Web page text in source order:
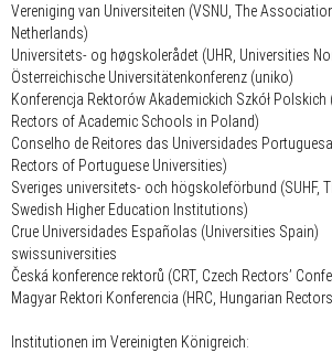
Vereniging van Universiteiten (VSNU, The
Netherlands)
Universitets- og høgskolerådet (UHR, Universities
Österreichische Universitätenkonferenz (uniko)
Konferencja Rektorów Akademickich Szkół Polskich
Rectors of Academic Schools in Poland)
Conselho de Reitores das Universidades
Rectors of Portuguese Universities)
Sveriges universitets- och högskoleförbund (SUHF,
Swedish Higher Education Institutions)
Crue Universidades Españolas (Universities Spain)
swissuniversities
Česká konference rektorů (CRT, Czech Rectors’
Magyar Rektori Konferencia (HRC, Hungarian
Institutionen im Vereinigten Königreich: